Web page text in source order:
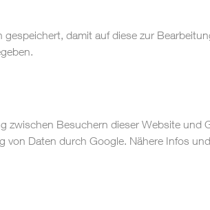
damit auf diese zur
zwischen Besuchern dieser Website und
von Daten durch Google. Nähere Infos